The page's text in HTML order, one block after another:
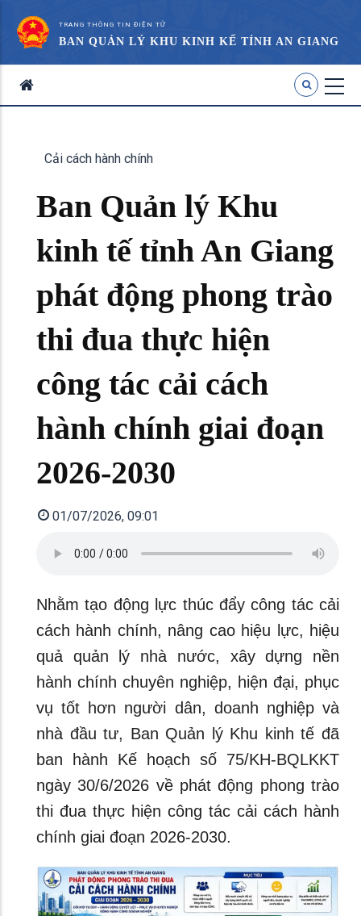
TRANG THÔNG TIN ĐIỆN TỬ
BAN QUẢN LÝ KHU KINH KẾ TỈNH AN GIANG
Cải cách hành chính
Ban Quản lý Khu
kinh tế tỉnh An Giang
phát động phong trào
thi đua thực hiện
công tác cải cách
hành chính giai đoạn
2026-2030
01/07/2026, 09:01
Nhằm tạo động lực thúc đẩy công tác cải
cách hành chính, nâng cao hiệu lực, hiệu
quả quản lý nhà nước, xây dựng nền
hành chính chuyên nghiệp, hiện đại, phục
vụ tốt hơn người dân, doanh nghiệp và
nhà đầu tư, Ban Quản lý Khu kinh tế đã
ban hành Kế hoạch số 75/KH-BQLKKT
ngày 30/6/2026 về phát động phong trào
thi đua thực hiện công tác cải cách hành
chính giai đoạn 2026-2030.